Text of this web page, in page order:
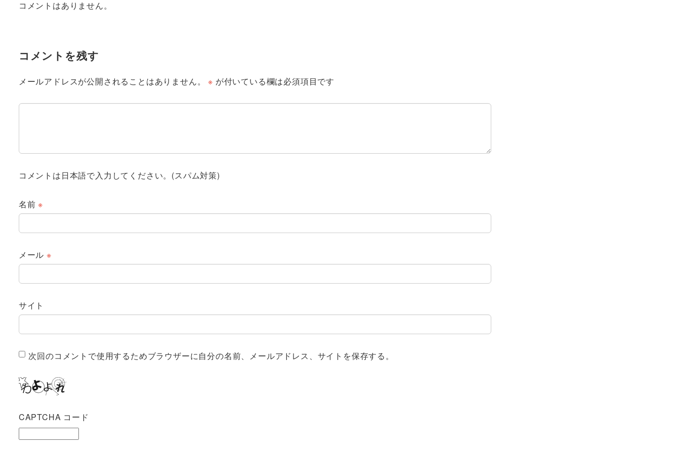
コメントはありません。
コメントを残す
メールアドレスが公開されることはありません。 ※ が付いている欄は必須項目です
コメントは日本語で入力してください。(スパム対策)
名前※
メール ※
サイト
次回のコメントで使用するためブラウザーに自分の名前、メールアドレス、サイトを保存する。
CAPTCHA コード